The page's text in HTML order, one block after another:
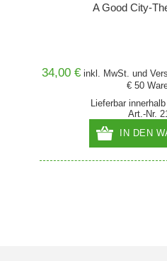
A Good City-
34,00 € inkl. MwSt. und
€ 50
Lieferbar
Art.-Nr.
IN DEN